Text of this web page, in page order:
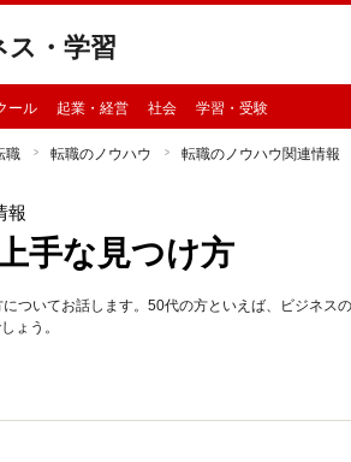
ス・学習
ール 起業・経営 社会 学習・受験
職 転職のノウハウ 転職のノウハウ関連情報
報
手な見つけ方
ついてお話します。50代の方といえば、ビジネス
ょう。